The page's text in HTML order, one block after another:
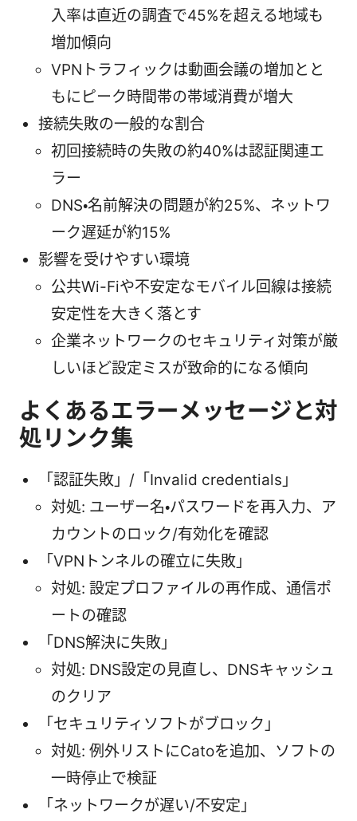
入率は直近の調査で45%を超える地域も
増加傾向
VPNトラフィックは動画会議の増加とと
もにピーク時間帯の帯域消費が増大
接続失敗の一般的な割合
初回接続時の失敗の約40%は認証関連エ
ラー
DNS・名前解決の問題が約25%、ネットワ
ーク遅延が約15%
影響を受けやすい環境
公共Wi-Fiや不安定なモバイル回線は接続
安定性を大きく落とす
企業ネットワークのセキュリティ対策が厳
しいほど設定ミスが致命的になる傾向
よくあるエラーメッセージと対
処リンク集
「認証失敗」/「Invalid credentials」
対処: ユーザー名・パスワードを再入力、ア
カウントのロック/有効化を確認
「VPNトンネルの確立に失敗」
対処: 設定プロファイルの再作成、通信ポ
ートの確認
「DNS解決に失敗」
対処: DNS設定の見直し、DNSキャッシュ
のクリア
「セキュリティソフトがブロック」
対処: 例外リストにCatoを追加、ソフトの
一時停止で検証
「ネットワークが遅い/不安定」